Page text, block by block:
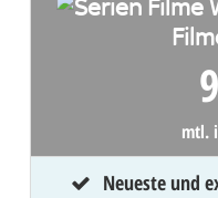
mtl.
Neueste und